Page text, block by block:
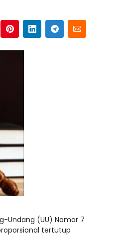
Undang (UU) Nomor 7
tertutup